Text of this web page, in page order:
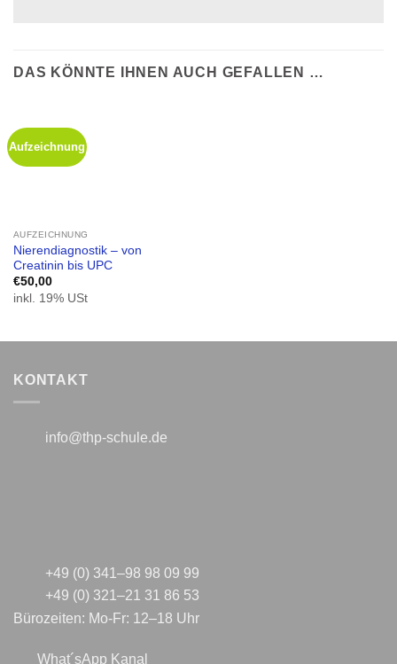
DAS KÖNNTE IHNEN AUCH GEFALLEN …
Aufzeichnung
AUFZEICHNUNG
Nierendiagnostik – von
Creatinin bis UPC
€50,00
inkl. 19% USt
KONTAKT
info@thp-schule.de
+49 (0) 341–98 98 09 99
+49 (0) 321–21 31 86 53
Bürozeiten: Mo-Fr: 12–18 Uhr
What´sApp Kanal